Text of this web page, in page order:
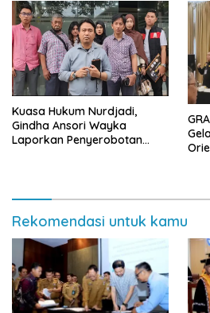
Kuasa Hukum Nurdjadi,
Gindha Ansori Wayka
Laporkan Penyerobotan
Rekomendasi untuk kamu